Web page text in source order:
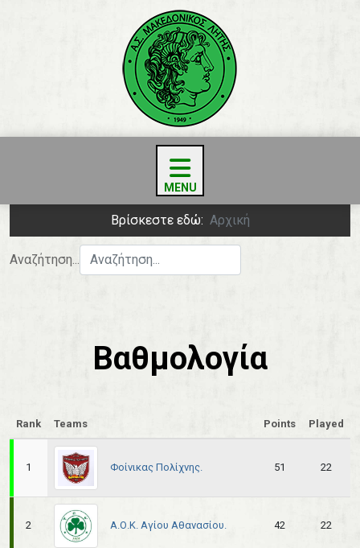
Βρίσκεστε εδώ: Αρχική
Αναζήτηση...
Βαθμολογία
Rank Teams Points Played
1 Φοίνικας Πολίχνης. 51 22
2 Α.Ο.Κ. Αγίου Αθανασίου. 42 22